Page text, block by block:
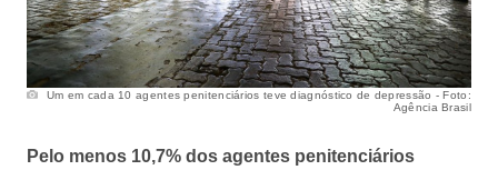
Um em cada 10 agentes penitenciários teve diagnóstico de depressão - Foto:
Agência Brasil
Pelo menos 10,7% dos agentes penitenciários